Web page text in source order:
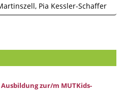
Pia Kessler-Schaffer
zur/m MUTKids-